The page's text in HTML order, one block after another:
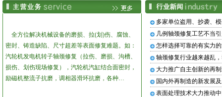
全方位解决机械设备的磨损、拉(划)伤、腐蚀、
密封、铸造缺陷、尺寸超差等表面修复难题。 如：
汽轮机发电机转子轴颈修复（拉伤、磨损、沟槽、
损伤、划伤现场修复），汽轮机汽缸结合面密封，
励磁机整流子抗磨，调相器滑环抗磨，各种…
多家单位盗用、抄袭、
几例轴颈修复工艺不当
怎样选择可靠的有实力
轴颈修复行业越来越乱
大力推广自主创新的再
国内外再制造的新发展
表面处理技术大力推动